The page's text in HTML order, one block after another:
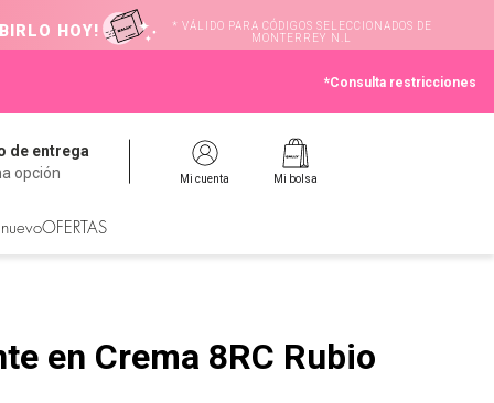
HOY!
* VÁLIDO PARA CÓDIGOS SELECCIONADOS DE
MONTERREY N.L
*Consulta restricciones
de entrega
opción
Mi cuenta Mi bolsa
OFERTAS
en Crema 8RC Rubio